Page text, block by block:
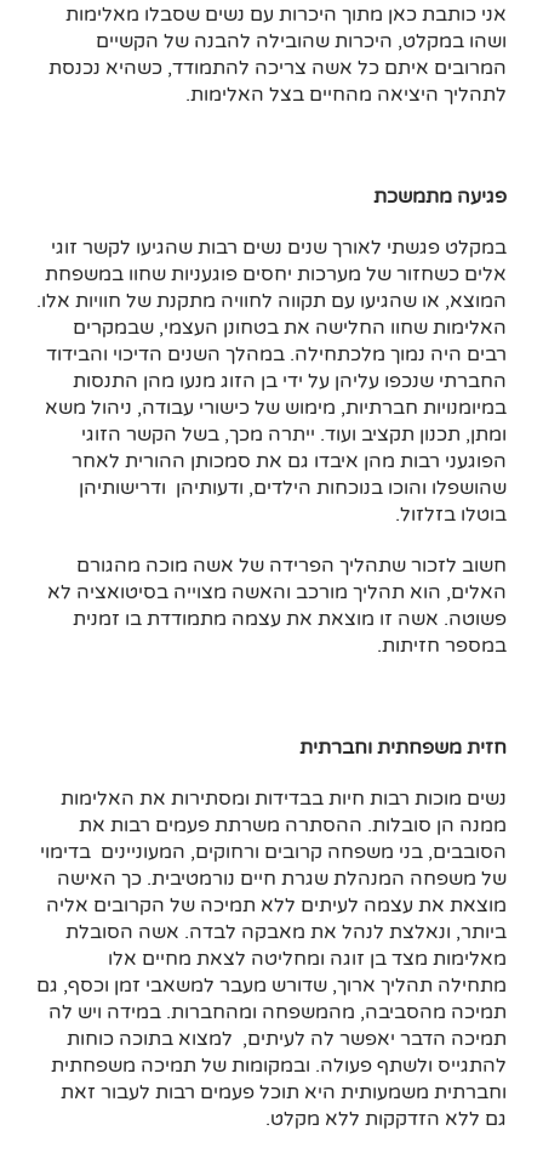
אני כותבת כאן מתוך היכרות עם נשים שסבלו מאלימות
ושהו במקלט, היכרות שהובילה להבנה של הקשיים
המרובים איתם כל אשה צריכה להתמודד, כשהיא נכנסת
לתהליך היציאה מהחיים בצל האלימות.
פגיעה מתמשכת
במקלט פגשתי לאורך שנים נשים רבות שהגיעו לקשר זוגי
אלים כשחזור של מערכות יחסים פוגעניות שחוו במשפחת
המוצא, או שהגיעו עם תקווה לחוויה מתקנת של חוויות אלו.
האלימות שחוו החלישה את בטחונן העצמי, שבמקרים
רבים היה נמוך מלכתחילה. במהלך השנים הדיכוי והבידוד
החברתי שנכפו עליהן על ידי בן הזוג מנעו מהן התנסות
במיומנויות חברתיות, מימוש של כישורי עבודה, ניהול משא
ומתן, תכנון תקציב ועוד. ייתרה מכך, בשל הקשר הזוגי
הפוגעני רבות מהן איבדו גם את סמכותן ההורית לאחר
שהושפלו והוכו בנוכחות הילדים, ודעותיהן ודרישותיהן
בוטלו בזלזול.
חשוב לזכור שתהליך הפרידה של אשה מוכה מהגורם
האלים, הוא תהליך מורכב והאשה מצוייה בסיטואציה לא
פשוטה. אשה זו מוצאת את עצמה מתמודדת בו זמנית
במספר חזיתות.
חזית משפחתית וחברתית
נשים מוכות רבות חיות בבדידות ומסתירות את האלימות
ממנה הן סובלות. ההסתרה משרתת פעמים רבות את
הסובבים, בני משפחה קרובים ורחוקים, המעוניינים בדימוי
של משפחה המנהלת שגרת חיים נורמטיבית. כך האישה
מוצאת את עצמה לעיתים ללא תמיכה של הקרובים אליה
ביותר, ונאלצת לנהל את מאבקה לבדה. אשה הסובלת
מאלימות מצד בן זוגה ומחליטה לצאת מחיים אלו
מתחילה תהליך ארוך, שדורש מעבר למשאבי זמן וכסף, גם
תמיכה מהסביבה, מהמשפחה ומהחברות. במידה ויש לה
תמיכה הדבר יאפשר לה לעיתים, למצוא בתוכה כוחות
להתגייס ולשתף פעולה. ובמקומות של תמיכה משפחתית
וחברתית משמעותית היא תוכל פעמים רבות לעבור זאת
גם ללא הזדקקות ללא מקלט.